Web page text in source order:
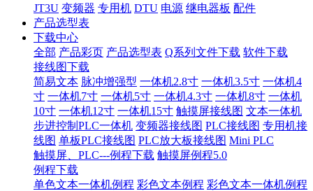
JT3U 变频器 专用机 DTU 电源 继电器板 配件
产品选型表
下载中心
全部 产品彩页 产品选型表 Q系列文件下载 软件下载
接线图下载
简易文本 脉冲增强型 一体机2.8寸 一体机3.5寸 一体机4
寸 一体机7寸 一体机5寸 一体机4.3寸 一体机8寸 一体机
10寸 一体机12寸 一体机15寸 触摸屏接线图 文本一体机
步进控制PLC一体机 变频器接线图 PLC接线图 专用机接
线图 单板PLC接线图 PLC放大板接线图 Mini PLC
触摸屏、PLC---例程下载 触摸屏例程5.0
例程下载
单色文本一体机例程 彩色文本例程 彩色文本一体机例程